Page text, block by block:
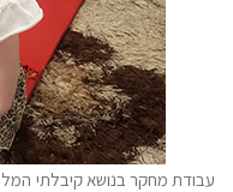
עבודת מחקר בנושא קיבלתי